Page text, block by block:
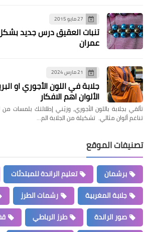
27 مايو 2015
تنبات العقيق درس جديد
عمران
21 مارس 2024
جلابة في اللون الأجوري او
الألوان اهم الافكار
تألقي بجلابة باللون الأجوري، وزيّني إطلالتك بلمسات
تناغم ألوان مثالي. تشكيلة من الجلابة الم…
تصنيفات الموقع
برشمان تعليم الراندة للمبتدئات
جلابة المغربية
رشمات الطرز
صور الراندة
طرز الرباطي